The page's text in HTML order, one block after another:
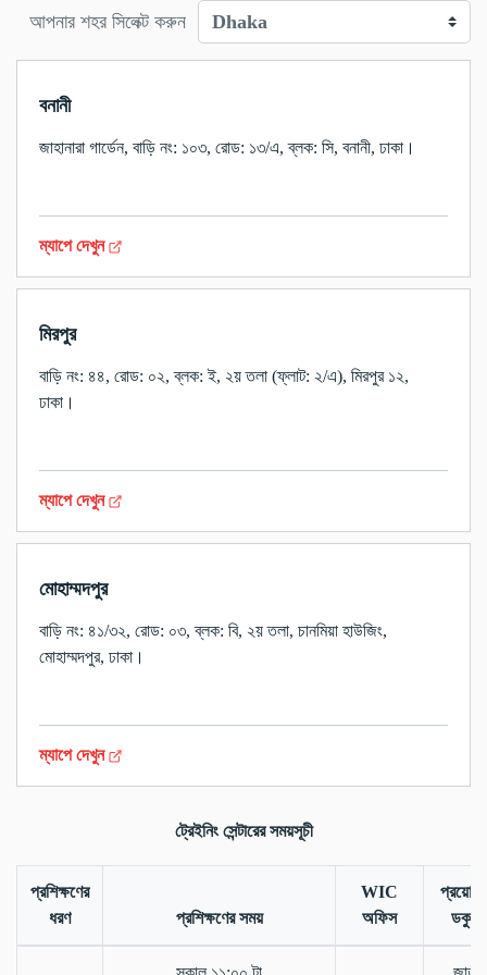
আপনার শহর সিলেক্ট করুন
বনানী
জাহানারা গার্ডেন, বাড়ি নং: ১০৩, রোড: ১৩/এ, ব্লক: সি, বনানী, ঢাকা।
ম্যাপে দেখুন
মিরপুর
বাড়ি নং: ৪৪, রোড: ০২, ব্লক: ই, ২য় তলা (ফ্লাট: ২/এ), মিরপুর ১২,
ঢাকা।
ম্যাপে দেখুন
মোহাম্মদপুর
বাড়ি নং: ৪১/৩২, রোড: ০৩, ব্লক: বি, ২য় তলা, চানমিয়া হাউজিং,
মোহাম্মদপুর, ঢাকা।
ম্যাপে দেখুন
ট্রেইনিং সেন্টারের সময়সূচী
প্রশিক্ষণের
ধরণ
প্রশিক্ষণের সময়
WIC
অফিস